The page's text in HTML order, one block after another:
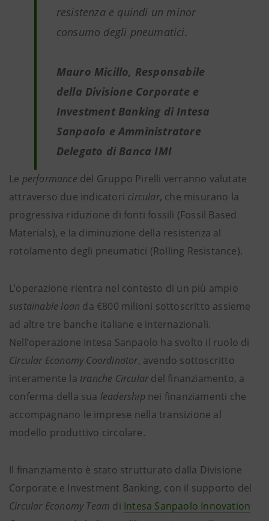
resistenza e quindi un minor
consumo degli pneumatici.
Mauro Micillo, Responsabile
della Divisione Corporate e
Investment Banking di Intesa
Sanpaolo e Amministratore
Delegato di Banca IMI
Le performance del Gruppo Pirelli verranno valutate
attraverso due indicatori circular, che misurano la
progressiva riduzione di fonti fossili (Fossil Based
Materials), e la diminuzione della resistenza al
rotolamento degli pneumatici (Rolling Resistance).
L’operazione rientra nel contesto di un più ampio
sustainable loan da €800 milioni sottoscritto assieme
ad altre tre banche italiane e internazionali.
Nell’operazione Intesa Sanpaolo ha svolto il ruolo di
Circular Economy Coordinator, avendo sottoscritto
interamente la tranche Circulardel finanziamento, a
conferma della sua leadership nei finanziamenti che
accompagnano le imprese nella transizione al
modello produttivo circolare.
Il finanziamento è stato strutturato dalla Divisione
Corporate e Investment Banking, con il supporto del
Circular Economy Team di Intesa Sanpaolo Innovation